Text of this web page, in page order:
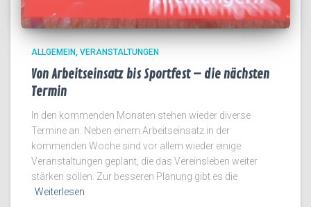
ALLGEMEIN VERANSTALTUNGEN
Von Arbeitseinsatz bis Sportfest – die nächsten
Termin
In den kommenden Monaten stehen wieder diverse
Termine an. Neben einem Arbeitseinsatz in der
kommenden Woche sind vor allem wieder einige
Veranstaltungen geplant, die das Vereinsleben weiter
stärken sollen. Zur besseren Planung gibt es die
Weiterlesen